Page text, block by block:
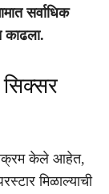
सर्वाधिक
काढला.
सिक्सर
केले आहेत,
मिळाल्याची